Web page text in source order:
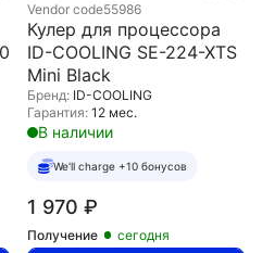
Vendor code55986
Кулер для процессора
ID-COOLING SE-224-XTS
Mini Black
Бренд: ID-COOLING
Гарантия: 12 мес.
В наличии
We'll charge +10 бонусов
1 970 ₽
Получение сегодня